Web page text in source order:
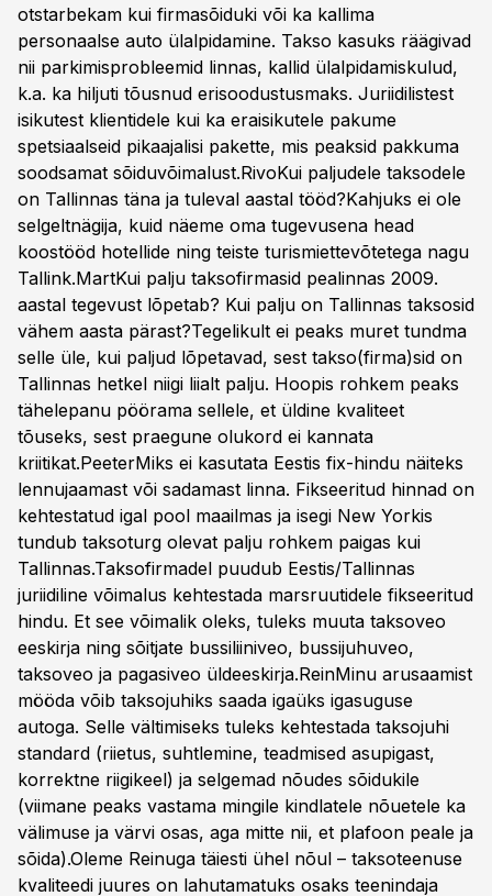
otstarbekam kui firmasõiduki või ka kallima
personaalse auto ülalpidamine. Takso kasuks räägivad
nii parkimisprobleemid linnas, kallid ülalpidamiskulud,
k.a. ka hiljuti tõusnud erisoodustusmaks. Juriidilistest
isikutest klientidele kui ka eraisikutele pakume
spetsiaalseid pikaajalisi pakette, mis peaksid pakkuma
soodsamat sõiduvõimalust.RivoKui paljudele taksodele
on Tallinnas täna ja tuleval aastal tööd?Kahjuks ei ole
selgeltnägija, kuid näeme oma tugevusena head
koostööd hotellide ning teiste turismiettevõtetega nagu
Tallink.MartKui palju taksofirmasid pealinnas 2009.
aastal tegevust lõpetab? Kui palju on Tallinnas taksosid
vähem aasta pärast?Tegelikult ei peaks muret tundma
selle üle, kui paljud lõpetavad, sest takso(firma)sid on
Tallinnas hetkel niigi liialt palju. Hoopis rohkem peaks
tähelepanu pöörama sellele, et üldine kvaliteet
tõuseks, sest praegune olukord ei kannata
kriitikat.PeeterMiks ei kasutata Eestis fix-hindu näiteks
lennujaamast või sadamast linna. Fikseeritud hinnad on
kehtestatud igal pool maailmas ja isegi New Yorkis
tundub taksoturg olevat palju rohkem paigas kui
Tallinnas.Taksofirmadel puudub Eestis/Tallinnas
juriidiline võimalus kehtestada marsruutidele fikseeritud
hindu. Et see võimalik oleks, tuleks muuta taksoveo
eeskirja ning sõitjate bussiliiniveo, bussijuhuveo,
taksoveo ja pagasiveo üldeeskirja.ReinMinu arusaamist
mööda võib taksojuhiks saada igaüks igasuguse
autoga. Selle vältimiseks tuleks kehtestada taksojuhi
standard (riietus, suhtlemine, teadmised asupigast,
korrektne riigikeel) ja selgemad nõudes sõidukile
(viimane peaks vastama mingile kindlatele nõuetele ka
välimuse ja värvi osas, aga mitte nii, et plafoon peale ja
sõida).Oleme Reinuga täiesti ühel nõul – taksoteenuse
kvaliteedi juures on lahutamatuks osaks teenindaja